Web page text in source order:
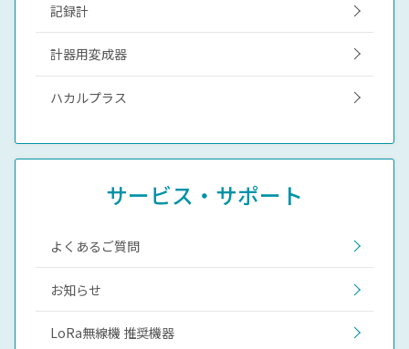
記録計
計器用変成器
ハカルプラス
サービス・サポート
よくあるご質問
お知らせ
LoRa無線機 推奨機器